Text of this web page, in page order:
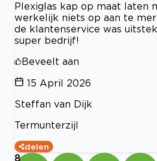
Plexiglas kap op maat laten
werkelijk niets op aan te
de klantenservice was
super bedrijf!
Beveelt aan
15 April 2026
Steffan van Dijk
Termunterzijl
delen
8